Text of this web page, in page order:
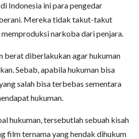
Indonesia ini para pengedar
Mereka tidak takut-takut
narkoba dari penjara.
berat diberlakukan agar hukuman
Sebab, apabila hukuman bisa
salah bisa terbebas sementara
hukuman.
hukuman, tersebutlah sebuah kisah
film ternama yang hendak dihukum